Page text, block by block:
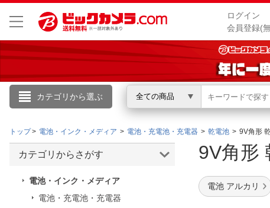
ログイン
会員登録(
カテゴリから選ぶ 全ての商品
こんにちは
ログイン
トップ 電池・インク・メディア 電池・充電池・充電器 乾電池 9V角形
9V角形
電池 アルカリ
カテゴリからさがす
電池・インク・メディア
電池・充電池・充電器